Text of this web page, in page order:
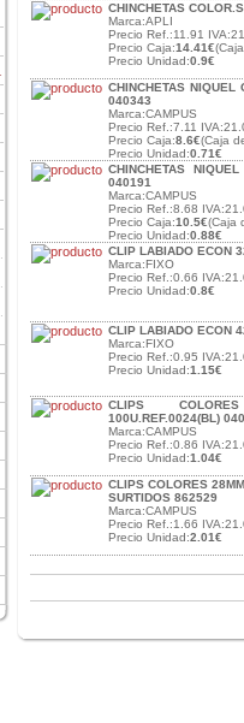
CHINCHETAS
Marca:APLI
Precio Ref.:11.91
Precio Caja:14.41€
Precio Unidad:0.9€
CHINCHETAS
040343
Marca:CAMPUS
Precio Ref.:7.11
Precio Caja:8.6€(Caja
Precio Unidad:0.71€
CHINCHETAS
040191
Marca:CAMPUS
Precio Ref.:8.68
Precio Caja:10.5€(Caja
Precio Unidad:0.88€
CLIP LABIADO ECON
Marca:FIXO
Precio Ref.:0.66
Precio Unidad:0.8€
CLIP LABIADO ECON
Marca:FIXO
Precio Ref.:0.95
Precio Unidad:1.15€
CLIPS
100U.REF.0024(BL)
Marca:CAMPUS
Precio Ref.:0.86
Precio Unidad:1.04€
CLIPS COLORES
SURTIDOS 862529
Marca:CAMPUS
Precio Ref.:1.66
Precio Unidad:2.01€